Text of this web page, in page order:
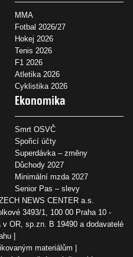
MMA
Fotbal 2026/27
Hokej 2026
Tenis 2026
F1 2026
Atletika 2026
Cyklistika 2026
Ekonomika
Smrt OSVČ
Spořicí účty
Superdávka – změny
Důchody 2027
Minimální mzda 2027
Senior Pas – slevy
NEWS CENTER a.s.
3493/1, 100 00 Praha 10 -
OR, sp.zn. B 19490 a dodavatelé
materiálům